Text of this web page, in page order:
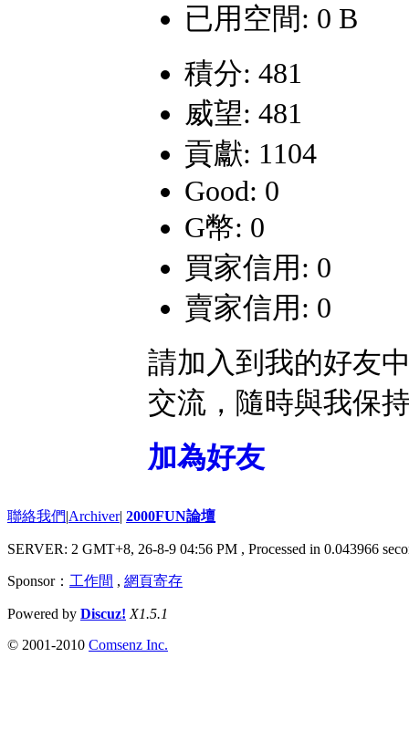
已用空間: 0 B
積分: 481
威望: 481
貢獻: 1104
Good: 0
G幣: 0
買家信用: 0
賣家信用: 0
請加入到我的好友
交流，隨時與我保
加為好友
聯絡我們|Archiver| 2000FUN論壇
SERVER: 2 GMT+8, 26-8-9 04:56 PM , Processed in 0.043966
Sponsor： 工作間 , 網頁寄存
Powered by Discuz! X1.5.1
© 2001-2010 Comsenz Inc.